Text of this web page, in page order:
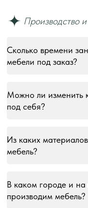
Сколько времени
мебели под заказ?
Можно ли изменить
под себя?
Из каких
мебель?
В каком городе и
производим мебель?